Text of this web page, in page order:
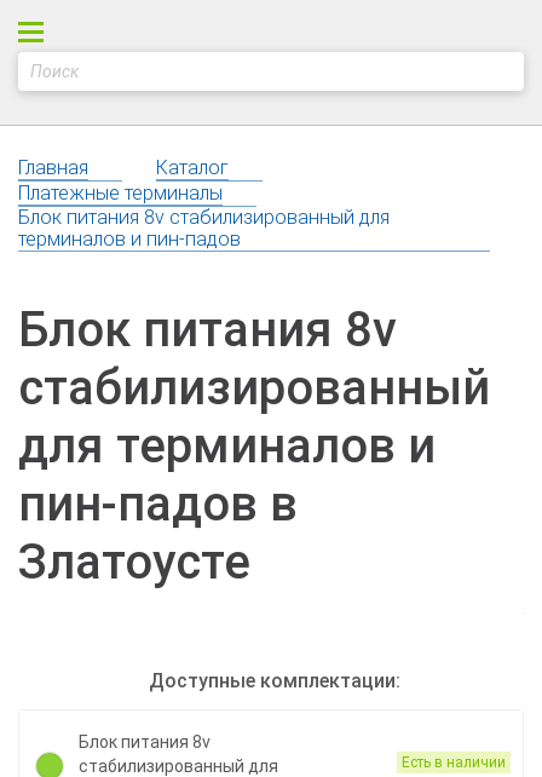
Главная
Каталог
Платежные терминалы
Блок питания 8v стабилизированный для
терминалов и пин-падов
Блок питания 8v
стабилизированный
для терминалов и
пин-падов в
Златоусте
Доступные комплектации:
Блок питания 8v
стабилизированный для
Есть в наличии